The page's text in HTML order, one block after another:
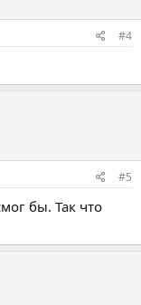
#4
#5
бы. Так что